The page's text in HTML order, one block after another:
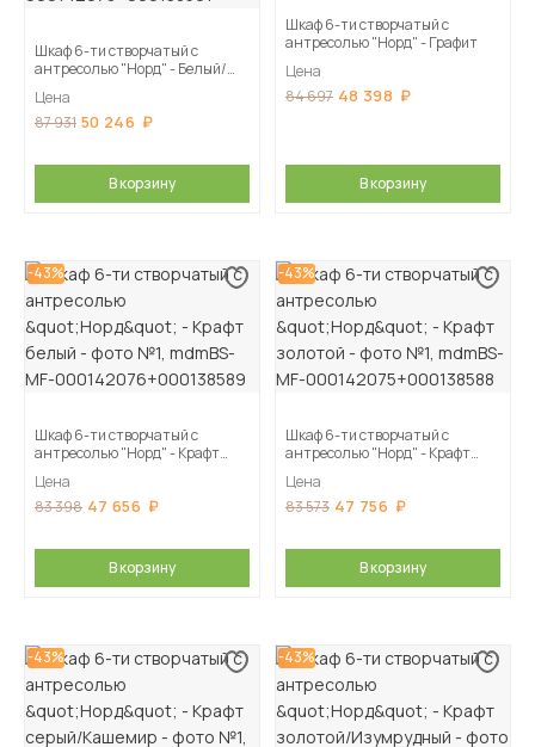
Шкаф 6-ти створчатый с
антресолью "Норд" - Белый/
Цена
87 931 50 246
В корзину
Шкаф 6-ти створчатый с
антресолью "Норд" - Графит
Цена
84 697 48 398
В корзину
-43%
Шкаф 6-ти створчатый с
антресолью "Норд" - Крафт
Цена
83 398 47 656
В корзину
-43%
Шкаф 6-ти створчатый с
антресолью "Норд" - Крафт
Цена
83 573 47 756
В корзину
-43% -43%